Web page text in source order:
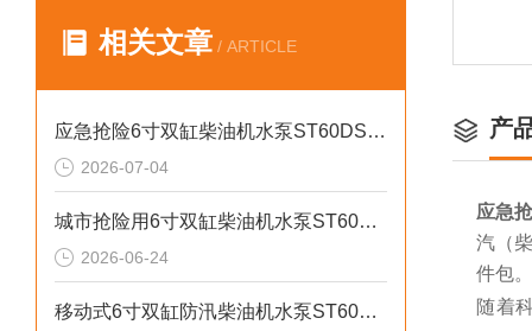
相关文章 / ARTICLE
应急抢险6寸双缸柴油机水泵ST60DS产品介绍
2026-07-04
城市抢险用6寸双缸柴油机水泵ST60DS产品介绍
2026-06-24
移动式6寸双缸防汛柴油机水泵ST60SD产品介绍
产
应急
汽（
件包。
随着